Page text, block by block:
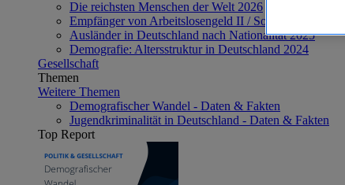
Die reichsten Menschen der Welt 2026
Empfänger von Arbeitslosengeld II / Sozialgeld /
Ausländer in Deutschland nach Nationalität 2025
Demografie: Altersstruktur in Deutschland 2024
Gesellschaft
Themen
Weitere Themen
Demografischer Wandel - Daten & Fakten
Jugendkriminalität in Deutschland - Daten & Fakten
Top Report